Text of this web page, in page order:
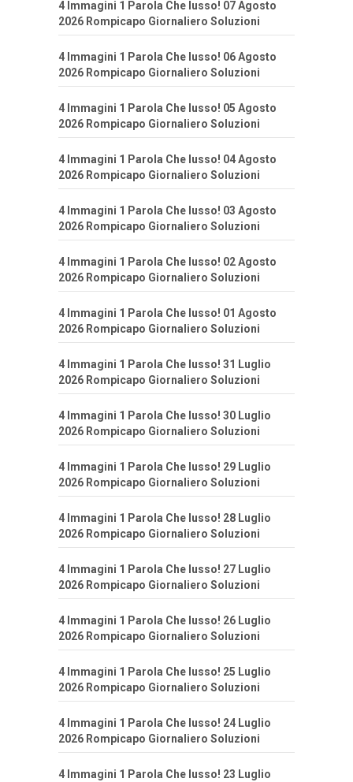
4 Immagini 1 Parola Che lusso! 07 Agosto
2026 Rompicapo Giornaliero Soluzioni
4 Immagini 1 Parola Che lusso! 06 Agosto
2026 Rompicapo Giornaliero Soluzioni
4 Immagini 1 Parola Che lusso! 05 Agosto
2026 Rompicapo Giornaliero Soluzioni
4 Immagini 1 Parola Che lusso! 04 Agosto
2026 Rompicapo Giornaliero Soluzioni
4 Immagini 1 Parola Che lusso! 03 Agosto
2026 Rompicapo Giornaliero Soluzioni
4 Immagini 1 Parola Che lusso! 02 Agosto
2026 Rompicapo Giornaliero Soluzioni
4 Immagini 1 Parola Che lusso! 01 Agosto
2026 Rompicapo Giornaliero Soluzioni
4 Immagini 1 Parola Che lusso! 31 Luglio
2026 Rompicapo Giornaliero Soluzioni
4 Immagini 1 Parola Che lusso! 30 Luglio
2026 Rompicapo Giornaliero Soluzioni
4 Immagini 1 Parola Che lusso! 29 Luglio
2026 Rompicapo Giornaliero Soluzioni
4 Immagini 1 Parola Che lusso! 28 Luglio
2026 Rompicapo Giornaliero Soluzioni
4 Immagini 1 Parola Che lusso! 27 Luglio
2026 Rompicapo Giornaliero Soluzioni
4 Immagini 1 Parola Che lusso! 26 Luglio
2026 Rompicapo Giornaliero Soluzioni
4 Immagini 1 Parola Che lusso! 25 Luglio
2026 Rompicapo Giornaliero Soluzioni
4 Immagini 1 Parola Che lusso! 24 Luglio
2026 Rompicapo Giornaliero Soluzioni
4 Immagini 1 Parola Che lusso! 23 Luglio